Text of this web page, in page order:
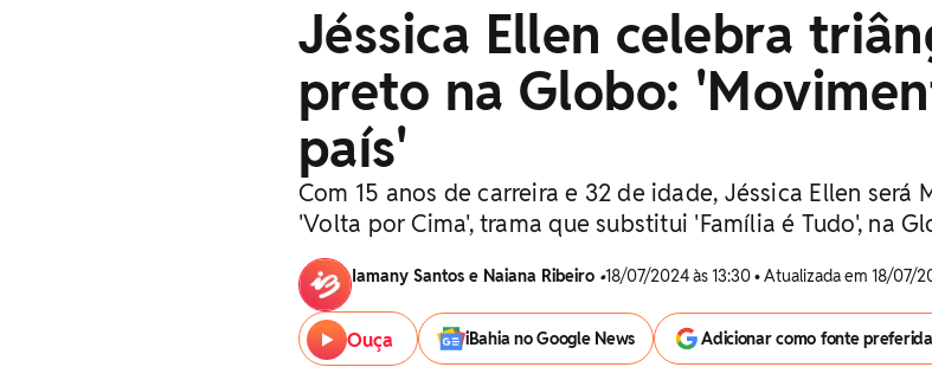
Jéssica Ellen celebra
preto na Globo:
país'
Com 15 anos de carreira e 32 de idade, Jéssica Ellen será
'Volta por Cima', trama que substitui 'Família é Tudo', na
Iamany Santos e Naiana Ribeiro •18/07/2024 às 13:30 • Atualizada em 18/07/
Ouça iBahia no Google News Adicionar como fonte